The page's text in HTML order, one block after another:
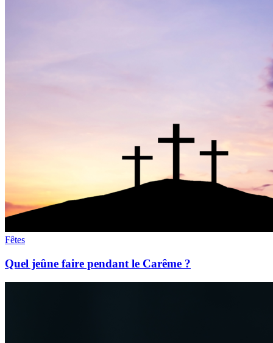
Fêtes
Quel jeûne faire pendant le Carême ?